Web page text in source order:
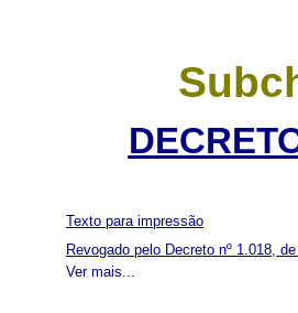
Ver mais...
Texto para impressão
Revogado pelo Decreto nº 1.018,